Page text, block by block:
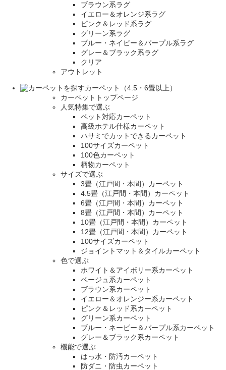
ブラウン系ラグ
イエロー＆オレンジ系ラグ
ピンク＆レッド系ラグ
グリーン系ラグ
ブルー・ネイビー＆パープル系ラグ
グレー＆ブラック系ラグ
クリア
アウトレット
カーペット（4.5・6畳以上）
カーペットトップページ
人気特集で選ぶ
ペット対応カーペット
高級ホテル仕様カーペット
ハサミでカットできるカーペット
100サイズカーペット
100色カーペット
柄物カーペット
サイズで選ぶ
3畳（江戸間・本間）カーペット
4.5畳（江戸間・本間）カーペット
6畳（江戸間・本間）カーペット
8畳（江戸間・本間）カーペット
10畳（江戸間・本間）カーペット
12畳（江戸間・本間）カーペット
100サイズカーペット
ジョイントマット＆タイルカーペット
色で選ぶ
ホワイト＆アイボリー系カーペット
ベージュ系カーペット
ブラウン系カーペット
イエロー＆オレンジー系カーペット
ピンク＆レッド系カーペット
グリーン系カーペット
ブルー・ネービー＆パープル系カーペット
グレー＆ブラック系カーペット
機能で選ぶ
はっ水・防汚カーペット
防ダニ・防虫カーペット